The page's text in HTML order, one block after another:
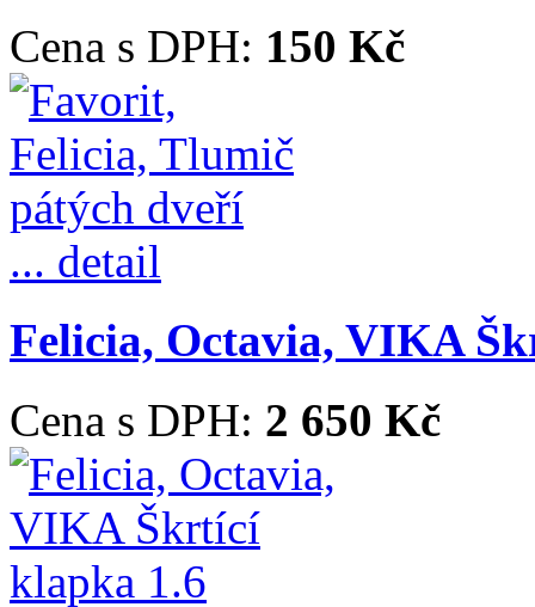
Cena s DPH: 150 Kč
... detail
Felicia, Octavia, VIKA
Cena s DPH: 2 650 Kč